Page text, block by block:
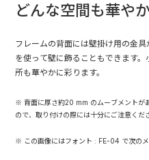
どんな空間も華や
フレームの背面には壁掛け用の金
を使って壁に飾ることもできます
所も華やかに彩ります。
※ 背面に厚さ約20 mm のムーブメントが
ので、取り付けの際には十分にご注意くだ
※ この画像にはフォント : FE-04 で次のメ